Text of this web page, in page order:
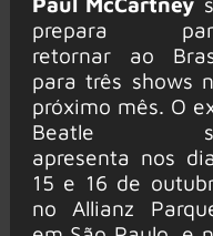
prepara
retornar ao
para três shows
próximo mês. O
Beatle
apresenta nos
15 e 16 de
no Allianz